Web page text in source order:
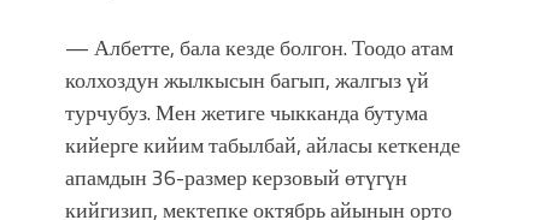
— Албетте, бала кезде болгон. Тоодо атам
колхоздун жылкысын багып, жалгыз үй
турчубуз. Мен жетиге чыкканда бутума
кийерге кийим табылбай, айласы кеткенде
апамдын 36-размер керзовый өтүгүн
кийгизип, мектепке октябрь айынын орто